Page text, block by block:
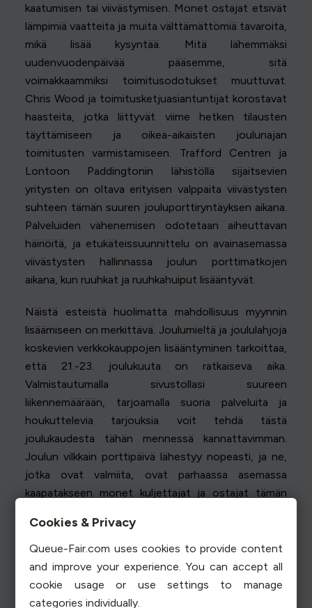
kaatumisen tai viivästymisen. Monet ostajat etsivät
lämpimiä vaatteita ja muita välttämättömiä tavaroita,
mikä lisää kysyntää. Mitä lähemmäksi
uudenvuodenpäivää pääsemme, sitä
voimakkaammiksi toimitusodotukset muuttuvat.
Chris Wood ja toimitusketjuasiantuntijat korostavat
haasteita, jotka liittyvät viime hetken tilausten
täyttämiseen ja oikea-aikaisten joulunajan
toimitusten varmistamiseen. Trafford Centren ja
Lontoon Paddingtonin lähistöllä sijaitsevien
yritysten on oltava erityisen valppaita viivästysten
suhteen tämän suuren jouluporttiryntäyksen aikana.
Palveluiden vähenemisen odotetaan aiheuttavan
häiriöitä, ja etukäteissuunnittelu on avainasemassa
viivästysten hallinnassa joulun porttimatkojen
aikana, kun ruuhkat ja ruuhkahuiput lisääntyvät.
Näistä esteistä huolimatta mahdollisuus myynnin
lisäämiseen on merkittävä. Joulumieltä ja joululahjoja
koskevien verkkokauppojen lisääntyminen tarkoittaa,
että 21.-23. joulukuuta on ratkaiseva aika.
Valmistautumalla sivustollasi suureen
liikennemäärään, tarjoamalla suoria palveluita ja
houkuttelevia tarjouksia voit tehdä tästä
joulukaudesta tähän mennessä kannattavimman.
Joulun vilkkain porttipäivä lähestyy nopeasti, ja ne,
jotka ovat valmiita, ovat parhaassa asemassa
kaapatakseen monet kuljettajat ja ostajat tämän
Cookies & Privacy
Queue-Fair.com uses cookies to provide content
and improve your experience. You can accept all
cookie usage or use settings to manage
categories individually.